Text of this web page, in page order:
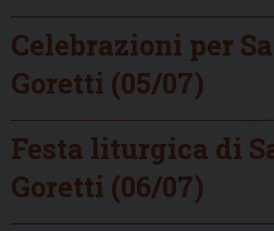
Celebrazioni per
Goretti (05/07)
Festa liturgica di
Goretti (06/07)